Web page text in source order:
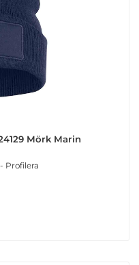
Mörk Marin
Profilera